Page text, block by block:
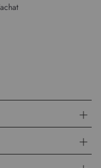
bas pour la première